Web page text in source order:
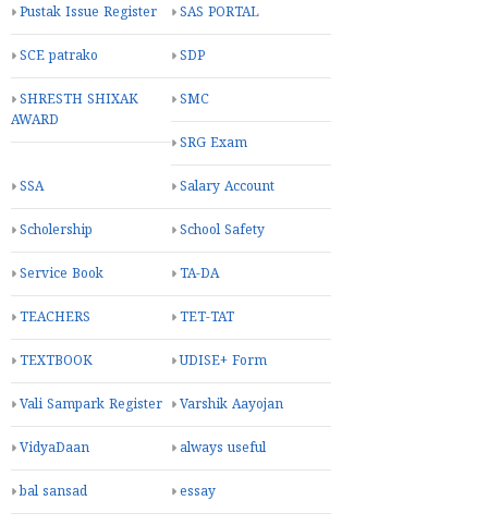
Pustak Issue Register SAS PORTAL
SCE patrako SDP
SHRESTH SHIXAK
AWARD
SMC
SRG Exam
SSA Salary Account
Scholership School Safety
Service Book TA-DA
TEACHERS TET-TAT
TEXTBOOK UDISE+ Form
Vali Sampark Register Varshik Aayojan
VidyaDaan always useful
bal sansad essay